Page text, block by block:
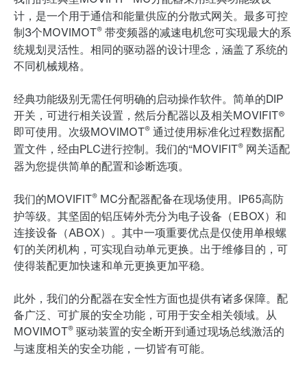
计，是一个用于通信和能量供应的分散式网关。最多可控
制3个MOVIMOT® 带变频器的减速电机您可实现最大的系
统规划灵活性。相同的驱动器的设计理念，涵盖了系统的
不同机械规格。
经典功能级别无需任何明确的启动操作软件。简单的DIP
开关，可进行相关设置，然后分配器以及相关MOVIFIT®
即可使用。次级MOVIMOT® 通过使用标准化过程数据配
置文件，经由PLC进行控制。我们的“MOVIFIT® 网关适配
器为您提供简单的配置和诊断选项。
我们的MOVIFIT® MC分配器配备在现场使用。IP65高防
护等级。其坚固的铝压铸外壳分为电子设备（EBOX）和
连接设备（ABOX）。其中一项重要优点是仅使用单根螺
钉的关闭机构，可实现自动单元更换。出于维修目的，可
使得装配更加快速和单元更换更加平稳。
此外，我们的分配器在安全性方面也提供有诸多保障。配
备广泛、可扩展的安全功能，可用于安全相关领域。从
MOVIMOT® 驱动装置的安全断开到通过现场总线激活的
与速度相关的安全功能，一切皆有可能。